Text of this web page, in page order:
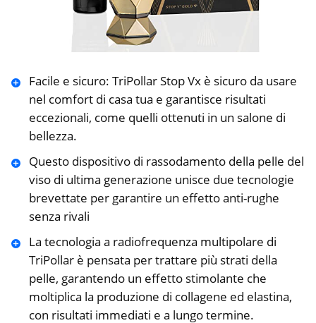
Facile e sicuro: TriPollar Stop Vx è sicuro da usare
nel comfort di casa tua e garantisce risultati
eccezionali, come quelli ottenuti in un salone di
bellezza.
Questo dispositivo di rassodamento della pelle del
viso di ultima generazione unisce due tecnologie
brevettate per garantire un effetto anti-rughe
senza rivali
La tecnologia a radiofrequenza multipolare di
TriPollar è pensata per trattare più strati della
pelle, garantendo un effetto stimolante che
moltiplica la produzione di collagene ed elastina,
con risultati immediati e a lungo termine.